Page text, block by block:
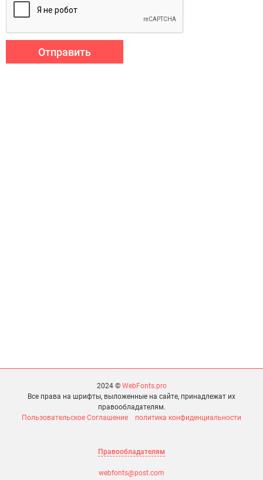
Отправить
2024 © WebFonts.pro
Все права на шрифты, выложенные на сайте, принадлежат их
правообладателям.
Пользовательское Соглашение
политика конфиденциальности
Правообладателям
webfonts@post.com